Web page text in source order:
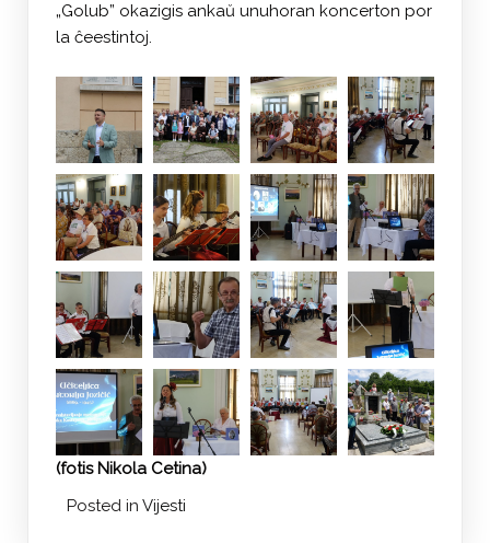
„Golub” okazigis ankaŭ unuhoran koncerton por
la ĉeestintoj.
(fotis Nikola Cetina)
Posted in Vijesti